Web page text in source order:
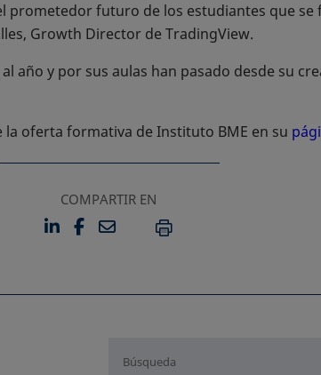
prometedor futuro de los estudiantes que se
Growth Director de TradingView.
año y por sus aulas han pasado desde su
oferta formativa de Instituto BME en su
COMPARTIR EN
LINKEDIN
SE ABRE EN UNA PESTAÑA
FACEBOOK
SE ABRE EN UNA PESTAÑA
EMAILIMPRIMIR